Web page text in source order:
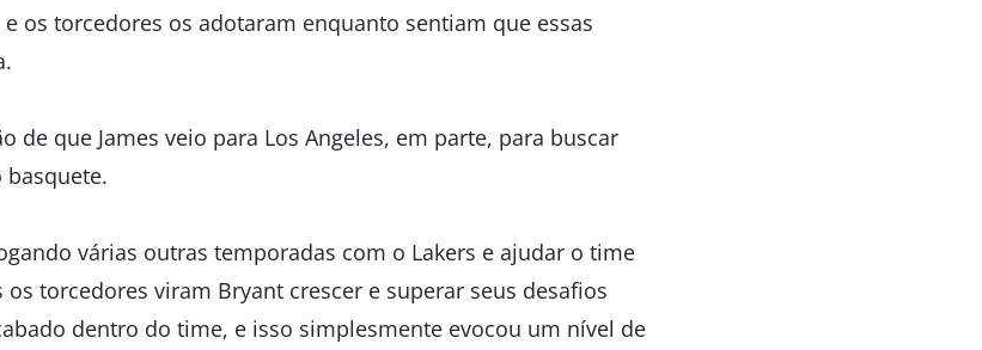
os torcedores os adotaram enquanto sentiam que essas
de que James veio para Los Angeles, em parte, para buscar
várias outras temporadas com o Lakers e ajudar o time
torcedores viram Bryant crescer e superar seus desafios
dentro do time, e isso simplesmente evocou um nível de